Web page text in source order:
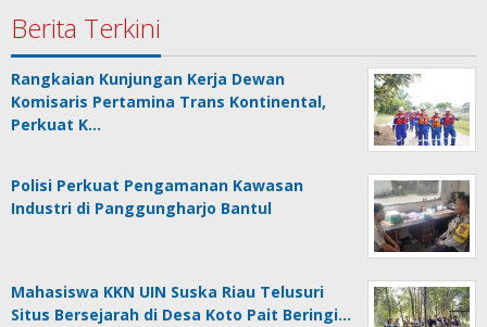
Berita Terkini
Rangkaian Kunjungan Kerja Dewan
Komisaris Pertamina Trans Kontinental,
Perkuat K…
Polisi Perkuat Pengamanan Kawasan
Industri di Panggungharjo Bantul
Mahasiswa KKN UIN Suska Riau Telusuri
Situs Bersejarah di Desa Koto Pait Beringi…